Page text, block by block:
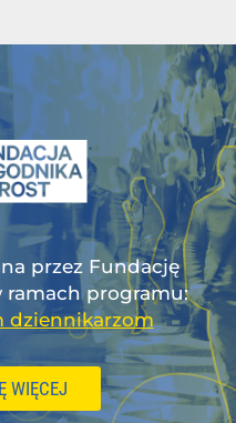
przez Fundację
ramach programu:
dziennikarzom
WIĘCEJ